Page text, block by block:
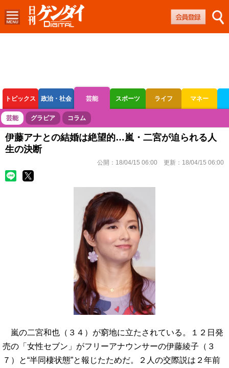
トピックス 政治・社会 芸能 スポーツ ライフ マネー
ボートレース 競輪 オートレース
芸能 グラビア コラム
伊藤アナとの結婚は絶望的…嵐・二宮が迫られる人
生の決断
公開： 18/04/15 06:00 更新： 18/04/15 06:00
嵐の二宮和也（３４）が窮地に立たされている。１２日発
売の「女性セブン」がフリーアナウンサーの伊藤綾子（３
７）と“半同棲状態”と報じたためだ。２人の交際説は２年前